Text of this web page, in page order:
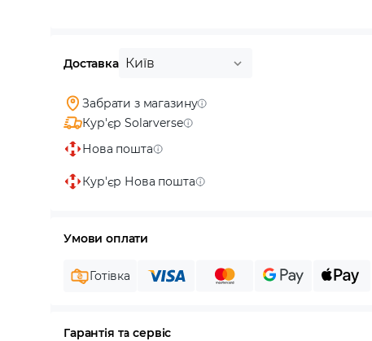
Доставка Київ
Забрати з магазину
Кур'єр Solarverse
Нова пошта
Кур'єр Нова пошта
Умови оплати
Готівка
Гарантія та сервіс